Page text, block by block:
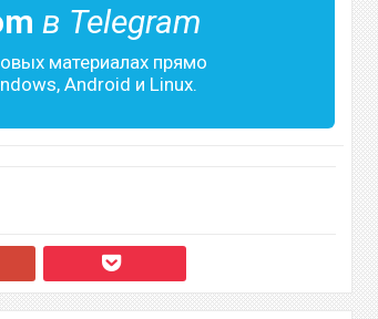
в Telegram
материалах прямо
Android и Linux.